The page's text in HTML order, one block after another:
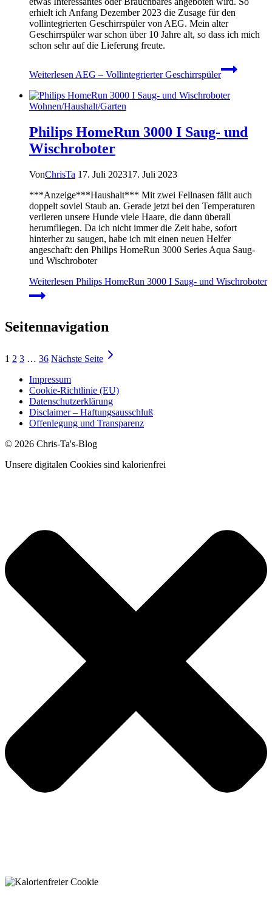
erhielt ich Anfang Dezember 2023 die Zusage für den
vollintegrierten Geschirrspüler von AEG. Mein alter
Geschirrspüler war schon über 10 Jahre alt, so dass ich mich
schon sehr auf die Lieferung freute.
Weiterlesen AEG – Vollintegrierter Geschirrspüler
Wohnen/Haushalt/Garten
Philips HomeRun 3000 I Saug- und
Wischroboter
VonChrisTa 17. Juli 202317. Juli 2023
***Anzeige***Haushalt*** Mit zwei Fellnasen fällt auch
doppelt soviel Staub an. Gerade jetzt bei den Temperaturen
verlieren unsere Hunde viele Haare, die dann überall
herumfliegen. Da ich nicht immer die Zeit habe, sofort
hinterher zu saugen, habe ich mit einen neuen Helfer
angeschaft: den Philips HomeRun 3000 Series Aqua Saug-
und Wischroboter
Weiterlesen Philips HomeRun 3000 I Saug- und Wischroboter
Seitennavigation
1 2 3 … 36 Nächste Seite
Impressum
Cookie-Richtlinie (EU)
Datenschutzerklärung
Disclaimer – Haftungsausschluß
Offenlegung und Transparenz
© 2026 Chris-Ta's-Blog
Unsere digitalen Cookies sind kalorienfrei